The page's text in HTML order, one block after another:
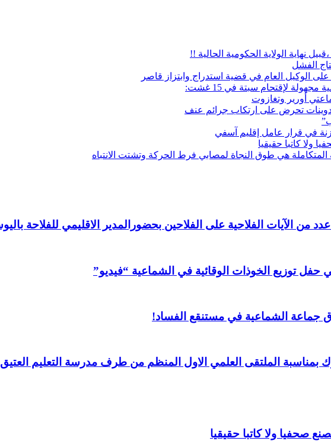
نهاية الولاية الحكومية الحالية !!
الفشل
الوكيل العام في قضية استدراج وابتزاز قاصر
لإقتحام سبتة في 15 غشت:
أورير وتغازوت
تحرض على ارتكاب جرائم عنف
في قرار عامل إقليم آسفي
ولا كاتبا حقيقيا
هي طوق النجاة لمصابي فرط الحركة وتشتت الانتباه
من الآيات الفلاحية على الفلاحين بحضورالمدير الاقليمي للفلاحة
حفل توزيع الخوذات الوقائية في الشماعية “فيديو”
جماعة الشماعية في مستنقع الفساد!
بمناسبة الملتقى العلمي الاول المنظم من طرف مدرسة التعليم
صحفيا ولا كاتبا حقيقيا